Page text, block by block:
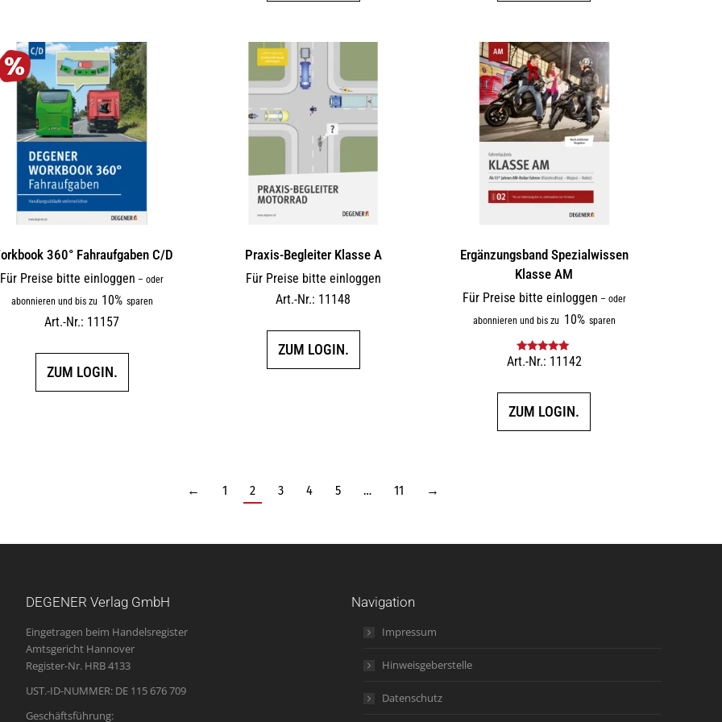
360° Fahraufgaben C/D
Für Preise bitte einloggen – oder
abonnieren und bis zu 10% sparen
Art.-Nr.: 11157
ZUM LOGIN.
Praxis-Begleiter Klasse A
Für Preise bitte einloggen
Art.-Nr.: 11148
ZUM LOGIN.
Ergänzungsband Spezialwissen
Klasse AM
Für Preise bitte einloggen – oder
abonnieren und bis zu 10% sparen
Bewertet mit
Art.-Nr.: 11142
ZUM LOGIN.
← 1 2 3 4 5 … 11 →
DEGENER Verlag GmbH
Eingetragen beim Handelsregister
Amtsgericht Hannover
Register-Nr. HRB 4133
UST.-ID-NUMMER: DE 115 676 709
Geschäftsführung:
Navigation
Impressum
Hinweisgeberstelle
Datenschutz